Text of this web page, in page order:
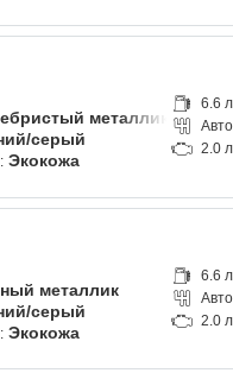
металлик
серый
Экокожа
6.6
2.0
металлик
серый
Экокожа
6.6
2.0